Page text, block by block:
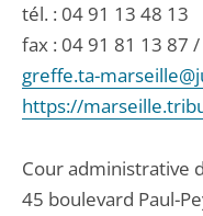
tél. : 04 91 13 48 13
fax : 04 91 81 13 87
greffe.ta-
https://
Cour administrative
45 boulevard Paul-